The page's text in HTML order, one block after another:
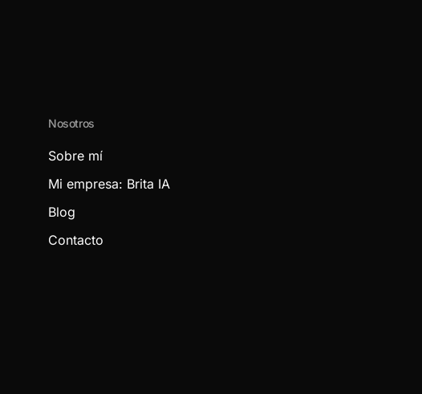
Nosotros
Sobre mí
Mi empresa: Brita IA
Blog
Contacto